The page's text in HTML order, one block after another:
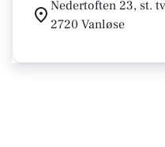
Nedertoften 23, st. tv
2720 Vanløse